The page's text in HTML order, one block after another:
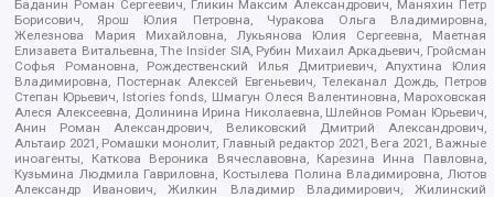
Баданин Роман Сергеевич, Гликин Максим Александрович, Маняхин Петр
Борисович, Ярош Юлия Петровна, Чуракова Ольга Владимировна,
Железнова Мария Михайловна, Лукьянова Юлия Сергеевна, Маетная
Елизавета Витальевна, The Insider SIA, Рубин Михаил Аркадьевич, Гройсман
Софья Романовна, Рождественский Илья Дмитриевич, Апухтина Юлия
Владимировна, Постернак Алексей Евгеньевич, Телеканал Дождь, Петров
Степан Юрьевич, Istories fonds, Шмагун Олеся Валентиновна, Мароховская
Алеся Алексеевна, Долинина Ирина Николаевна, Шлейнов Роман Юрьевич,
Анин Роман Александрович, Великовский Дмитрий Александрович,
Альтаир 2021, Ромашки монолит, Главный редактор 2021, Вега 2021, Важные
иноагенты, Каткова Вероника Вячеславовна, Карезина Инна Павловна,
Кузьмина Людмила Гавриловна, Костылева Полина Владимировна, Лютов
Александр Иванович, Жилкин Владимир Владимирович, Жилинский